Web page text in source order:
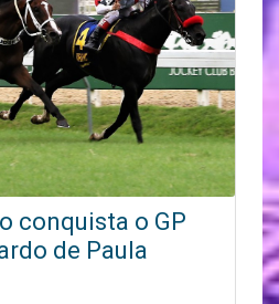
conquista o GP
de Paula